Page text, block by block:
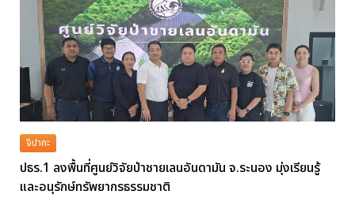
จิปาถะ
ปธร.1 ลงพื้นที่ศูนย์วิจัยป่าชายเลนอันดามัน จ.ระนอง มุ่งเรียนรู้
และอนุรักษ์ทรัพยากรธรรมชาติ